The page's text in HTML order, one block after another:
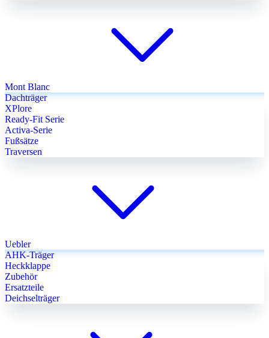
Mont Blanc
Dachträger
XPlore
Ready-Fit Serie
Activa-Serie
Fußsätze
Traversen
Uebler
AHK-Träger
Heckklappe
Zubehör
Ersatzteile
Deichselträger